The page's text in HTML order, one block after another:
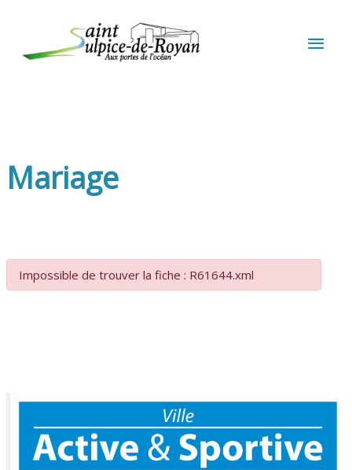
Mariage
Impossible de trouver la fiche : R61644.xml